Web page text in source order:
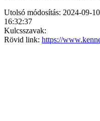
Utolsó módosítás: 2024-09-
16:32:37
Kulcsszavak:
Rövid link: https://